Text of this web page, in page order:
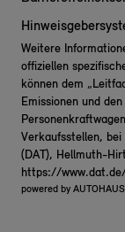
Weitere
offiziellen
können dem
Emissionen und
Verkaufsstellen, bei
(DAT), Hellmuth-
https://
powered by